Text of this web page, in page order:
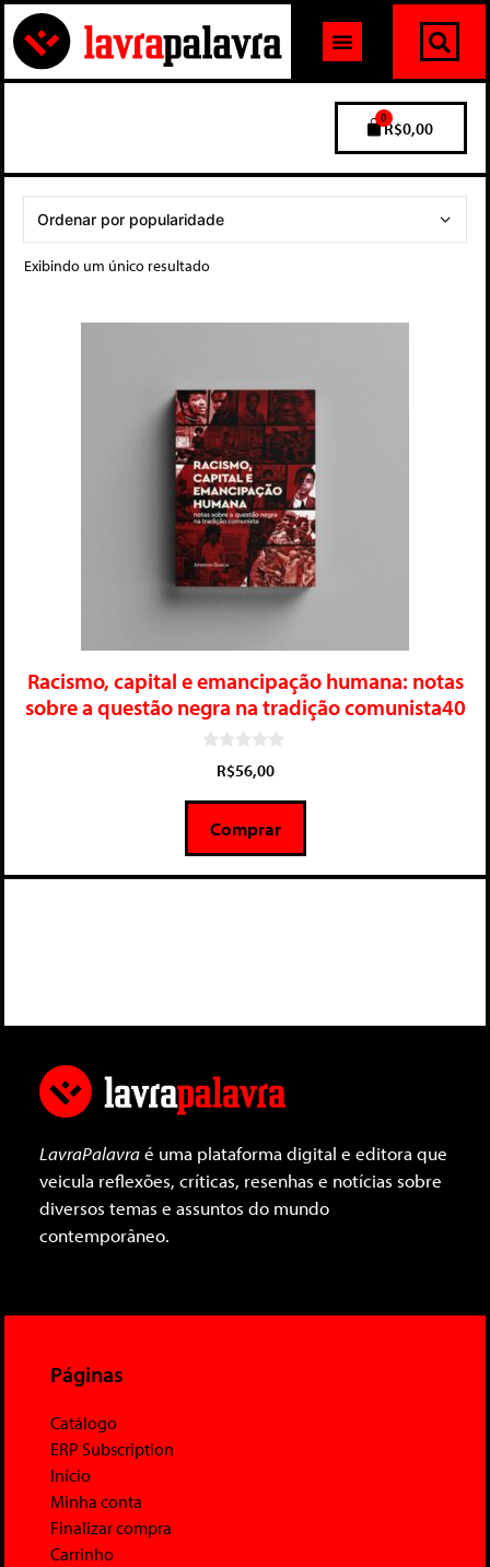
R$0,00
0
Exibindo um único resultado
Racismo, capital e emancipação humana: notas
sobre a questão negra na tradição comunista40
5
R$56,00
Comprar
LavraPalavraé uma plataforma digital e editora que
veicula reflexões, críticas, resenhas e notícias sobre
diversos temas e assuntos do mundo
contemporâneo.
Páginas
Catálogo
ERP Subscription
Início
Minha conta
Finalizar compra
Carrinho